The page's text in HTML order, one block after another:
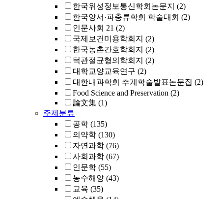
한국위성정보통신학회논문지 (2)
한국양서·파충류학회 학술대회 (2)
인문사회 21 (2)
국제보건미용학회지 (2)
한국농촌간호학회지 (2)
턱관절균형의학회지 (2)
대학교양교육연구 (2)
대한내과학회 추계학술발표논문집 (2)
Food Science and Preservation (2)
論文集 (1)
주제분류
공학 (135)
의약학 (130)
자연과학 (76)
사회과학 (67)
인문학 (55)
농수해양 (43)
교육 (35)